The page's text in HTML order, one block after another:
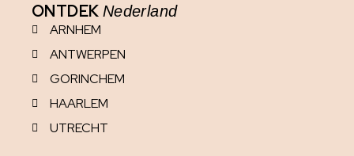
ONTDEK Nederland
ARNHEM
ANTWERPEN
GORINCHEM
HAARLEM
UTRECHT